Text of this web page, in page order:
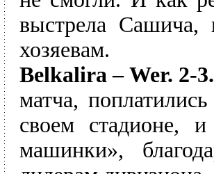
выстрела Сашича,
хозяевам.
Belkalira – Wer. 2-3.
матча,
своем стадионе,
машинки»,